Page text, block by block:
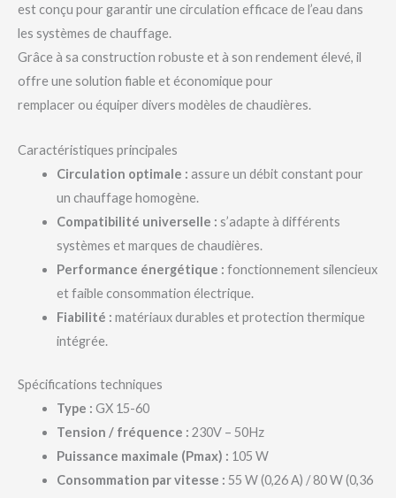
est conçu pour garantir une circulation efficace de l’eau dans
les systèmes de chauffage.
Grâce à sa construction robuste et à son rendement élevé, il
offre une solution fiable et économique pour
remplacer ou équiper divers modèles de chaudières.
Caractéristiques principales
Circulation optimale : assure un débit constant pour
un chauffage homogène.
Compatibilité universelle : s’adapte à différents
systèmes et marques de chaudières.
Performance énergétique : fonctionnement silencieux
et faible consommation électrique.
Fiabilité : matériaux durables et protection thermique
intégrée.
Spécifications techniques
Type : GX 15-60
Tension / fréquence : 230V – 50Hz
Puissance maximale (Pmax) : 105 W
Consommation par vitesse : 55 W (0,26 A) / 80 W (0,36